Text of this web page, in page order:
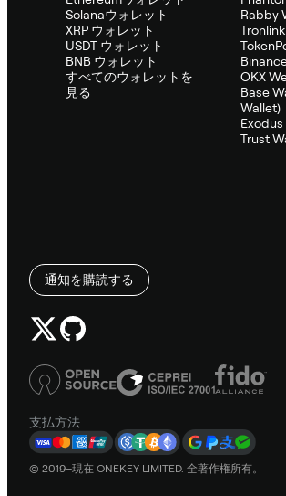
Solanaウォレット
XRP ウォレット
USDT ウォレット
BNB ウォレット
すべてのウォレットを
見る
Rabby
OKX
Base
Wallet)
Trust
通知を購読する
支払方法
© 2019–現在 ONEKEY LIMITED. 全著作権所有。